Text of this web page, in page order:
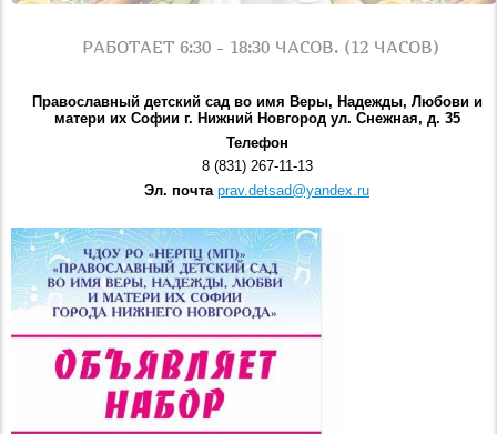
РАБОТАЕТ 6:30 - 18:30 ЧАСОВ. (12 ЧАСОВ)
Православный детский сад во имя Веры, Надежды, Любови и
матери их Софии г. Нижний Новгород ул. Снежная, д. 35
Телефон
8 (831) 267-11-13
Эл. почта prav.detsad@yandex.ru